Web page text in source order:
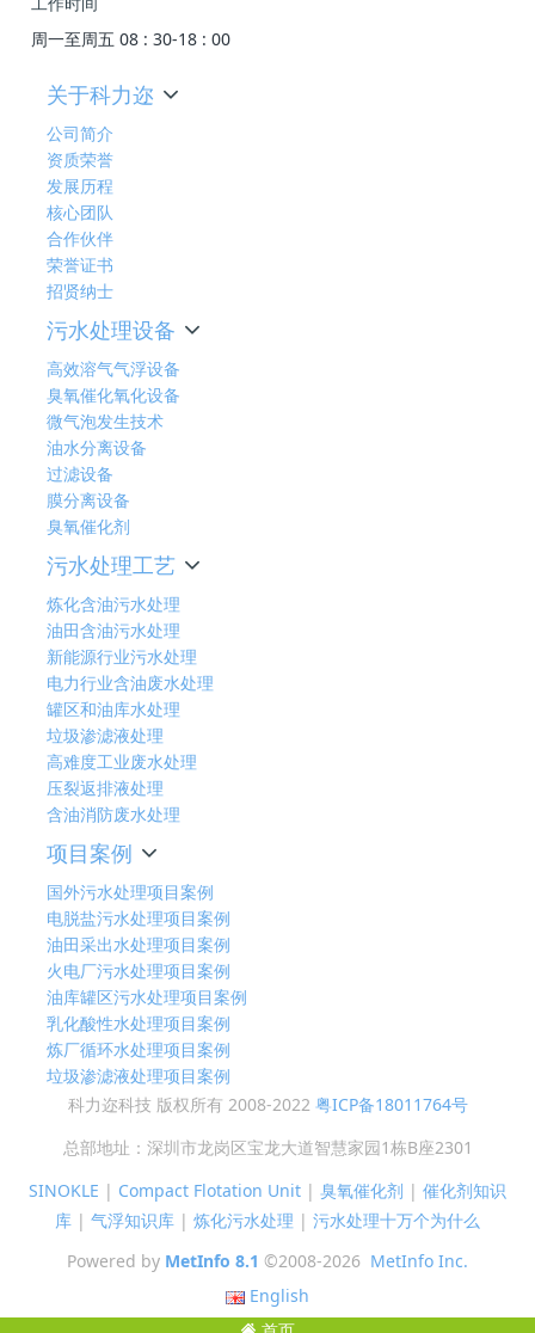
周一至周五 08 : 30-18 : 00
关于科力迩
公司简介
资质荣誉
发展历程
核心团队
合作伙伴
荣誉证书
招贤纳士
污水处理设备
高效溶气气浮设备
臭氧催化氧化设备
微气泡发生技术
油水分离设备
过滤设备
膜分离设备
臭氧催化剂
污水处理工艺
炼化含油污水处理
油田含油污水处理
新能源行业污水处理
电力行业含油废水处理
罐区和油库水处理
垃圾渗滤液处理
高难度工业废水处理
压裂返排液处理
含油消防废水处理
项目案例
国外污水处理项目案例
电脱盐污水处理项目案例
油田采出水处理项目案例
火电厂污水处理项目案例
油库罐区污水处理项目案例
乳化酸性水处理项目案例
炼厂循环水处理项目案例
垃圾渗滤液处理项目案例
科力迩科技 版权所有 2008-2022 粤ICP备18011764号
总部地址：深圳市龙岗区宝龙大道智慧家园1栋B座2301
SINOKLE | Compact Flotation Unit | 臭氧催化剂 | 催化剂知识
库 | 气浮知识库 | 炼化污水处理 | 污水处理十万个为什么
Powered by MetInfo 8.1 ©2008-2026 MetInfo Inc.
English